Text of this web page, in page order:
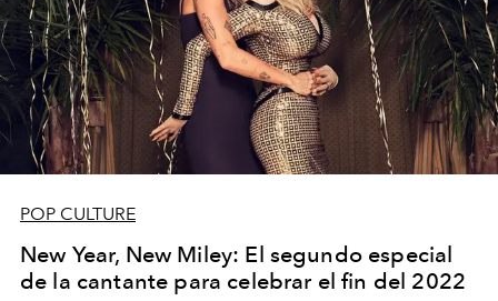
POP CULTURE
New Year, New Miley: El segundo especial
de la cantante para celebrar el fin del 2022